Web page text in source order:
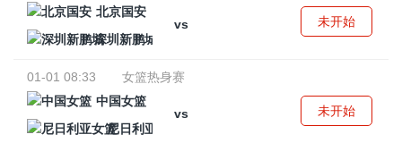
北京国安
vs
深圳新鹏城
未开始
01-01 08:33
女篮热身赛
中国女篮
vs
尼日利亚女篮
未开始